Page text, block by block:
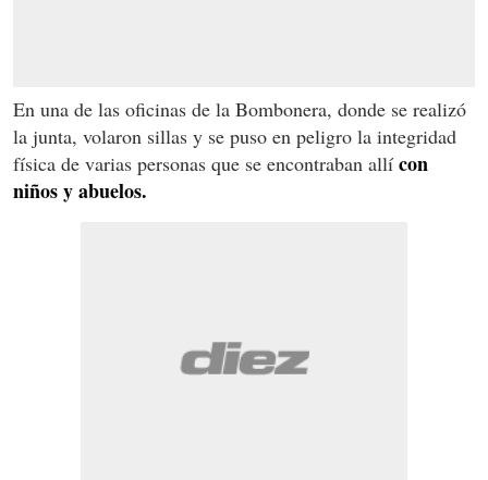
En una de las oficinas de la Bombonera, donde se realizó
la junta, volaron sillas y se puso en peligro la integridad
física de varias personas que se encontraban allí con
niños y abuelos.